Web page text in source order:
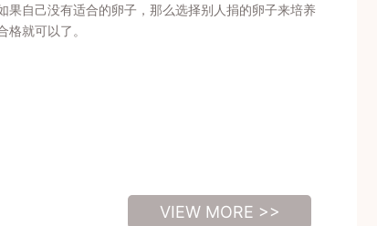
果自己没有适合的卵子，那么选择别人捐的卵子来培养
就可以了。
VIEW MORE >>